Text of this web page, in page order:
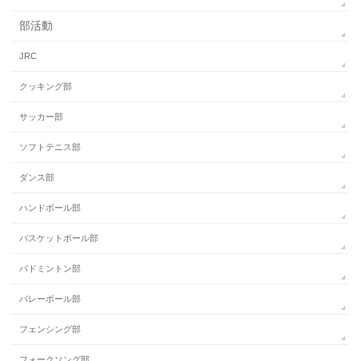
部活動
JRC
クッキング部
サッカー部
ソフトテニス部
ダンス部
ハンドボール部
バスケットボール部
バドミントン部
バレーボール部
フェンシング部